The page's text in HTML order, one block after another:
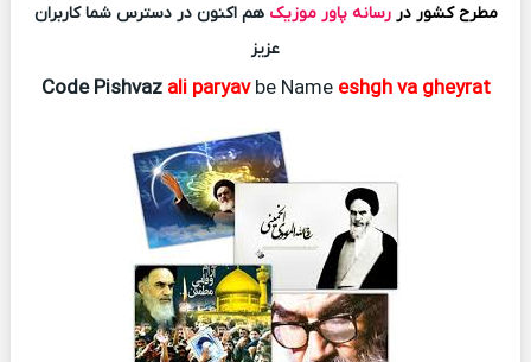
مطرح کشور دررسانه پاور موزیک هم اکنون در دسترس شما کاربران
عزیز
Code Pishvaz ali paryavbe Nameeshgh va gheyrat